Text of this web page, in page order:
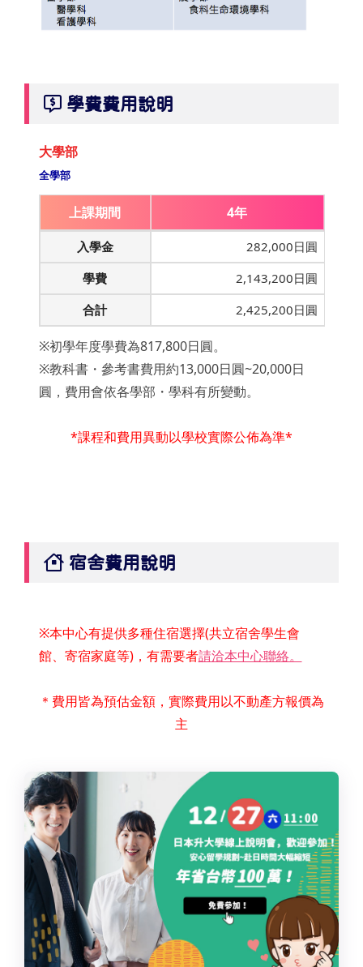
學費費用說明
大學部
全學部
上課期間 4年
入學金
282,000日圓
學費
2,143,200日圓
合計
2,425,200日圓
※初學年度學費為817,800日圓。
※教科書・參考書費用約13,000日圓~20,000日
圓，費用會依各學部・學科有所變動。
*課程和費用異動以學校實際公佈為準*
宿舍費用說明
※本中心有提供多種住宿選擇(共立宿舍學生會
館、寄宿家庭等)，有需要者請洽本中心聯絡。
＊費用皆為預估金額，實際費用以不動產方報價為
主